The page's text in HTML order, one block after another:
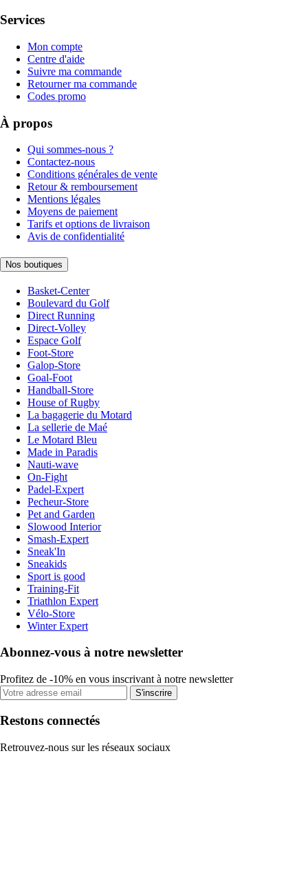
Services
Mon compte
Centre d'aide
Suivre ma commande
Retourner ma commande
Codes promo
À propos
Qui sommes-nous ?
Contactez-nous
Conditions générales de vente
Retour & remboursement
Mentions légales
Moyens de paiement
Tarifs et options de livraison
Avis de confidentialité
Nos boutiques
Basket-Center
Boulevard du Golf
Direct Running
Direct-Volley
Espace Golf
Foot-Store
Galop-Store
Goal-Foot
Handball-Store
House of Rugby
La bagagerie du Motard
La sellerie de Maé
Le Motard Bleu
Made in Paradis
Nauti-wave
On-Fight
Padel-Expert
Pecheur-Store
Pet and Garden
Slowood Interior
Smash-Expert
Sneak'In
Sneakids
Sport is good
Training-Fit
Triathlon Expert
Vélo-Store
Winter Expert
Abonnez-vous à notre newsletter
Profitez de -10% en vous inscrivant à notre newsletter
S'inscrire
Restons connectés
Retrouvez-nous sur les réseaux sociaux